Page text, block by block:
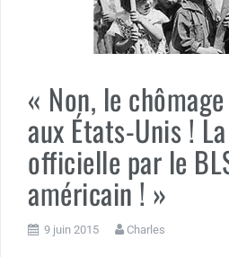
« Non, le
aux États-Unis !
officielle par le
américain ! »
9 juin 2015 Charles